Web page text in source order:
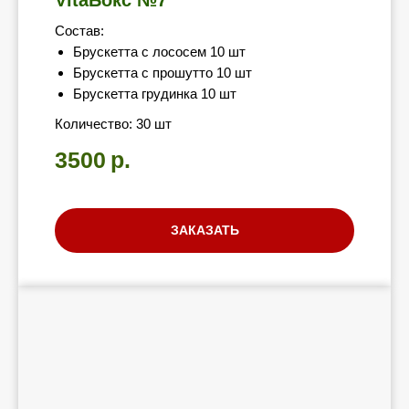
это не
КАЖДАЯ
Состав:
Брускетта с лососем 10 шт
Брускетта с прошутто 10 шт
Брускетта грудинка 10 шт
Количество: 30 шт
3500 р.
ЗАКАЗАТЬ